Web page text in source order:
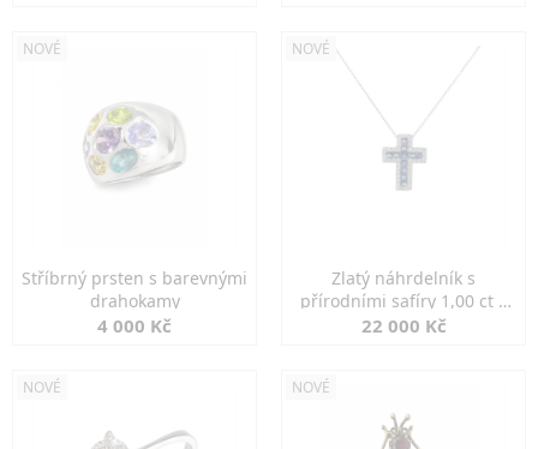
NOVÉ
Stříbrný prsten s barevnými
drahokamy
4 000 Kč
NOVÉ
Zlatý náhrdelník s
přírodními safíry 1,00 ct a
diamanty
22 000 Kč
NOVÉ NOVÉ